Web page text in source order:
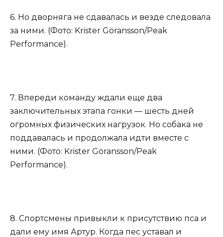
6. Но дворняга не сдавалась и везде следовала
за ними. (Фото: Krister Göransson/Peak
Performance).
7. Впереди команду ждали еще два
заключительных этапа гонки — шесть дней
огромных физических нагрузок. Но собака не
поддавалась и продолжала идти вместе с
ними. (Фото: Krister Göransson/Peak
Performance).
8. Спортсмены привыкли к присутствию пса и
дали ему имя Артур. Когда пес уставал и